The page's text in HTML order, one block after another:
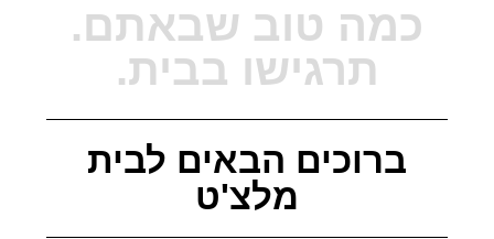
כמה טוב שבאתם.
תרגישו בבית.
ברוכים הבאים לבית
מלצ'ט